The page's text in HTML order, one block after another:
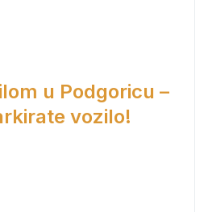
u Podgoricu –
vozilo!